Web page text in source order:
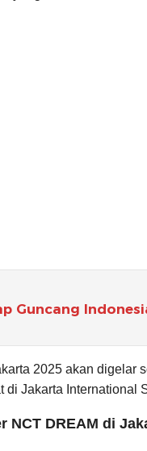
Guncang
2025 akan digelar
di Jakarta International
NCT DREAM di